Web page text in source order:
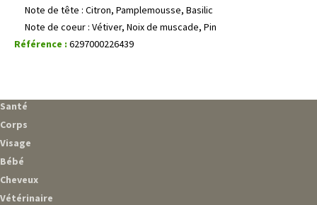
Note de tête : Citron, Pamplemousse, Basilic
Note de coeur : Vétiver, Noix de muscade, Pin
Référence : 6297000226439
Santé
Corps
Visage
Bébé
Cheveux
Vétérinaire